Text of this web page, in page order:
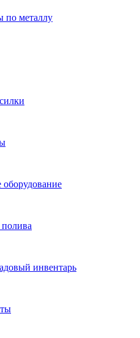
металлу
оборудование
инвентарь